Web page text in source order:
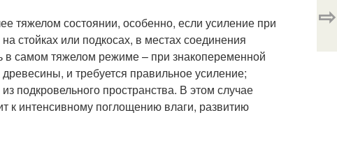
тяжелом состоянии, особенно, если усиление при
стойках или подкосах, в местах соединения
в самом тяжелом режиме – при знакопеременной
и требуется правильное усиление;
подкровельного пространства. В этом случае
к интенсивному поглощению влаги, развитию
⇨